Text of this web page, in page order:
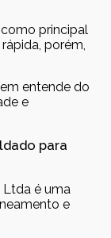
principal
porém,
entende do
e
para
Ltda é uma
e